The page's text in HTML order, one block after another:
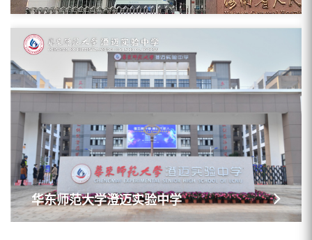
华东师范大学澄迈实验中学